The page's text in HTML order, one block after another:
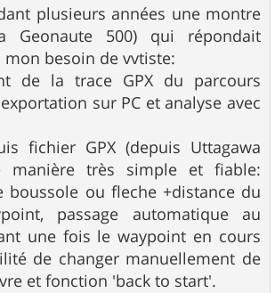
plusieurs années une montre
Geonaute 500) qui répondait
besoin de vvtiste:
de la trace GPX du parcours
sur PC et analyse avec
fichier GPX (depuis Uttagawa
manière très simple et fiable:
boussole ou fleche +distance du
passage automatique au
une fois le waypoint en cours
de changer manuellement de
et fonction 'back to start'.